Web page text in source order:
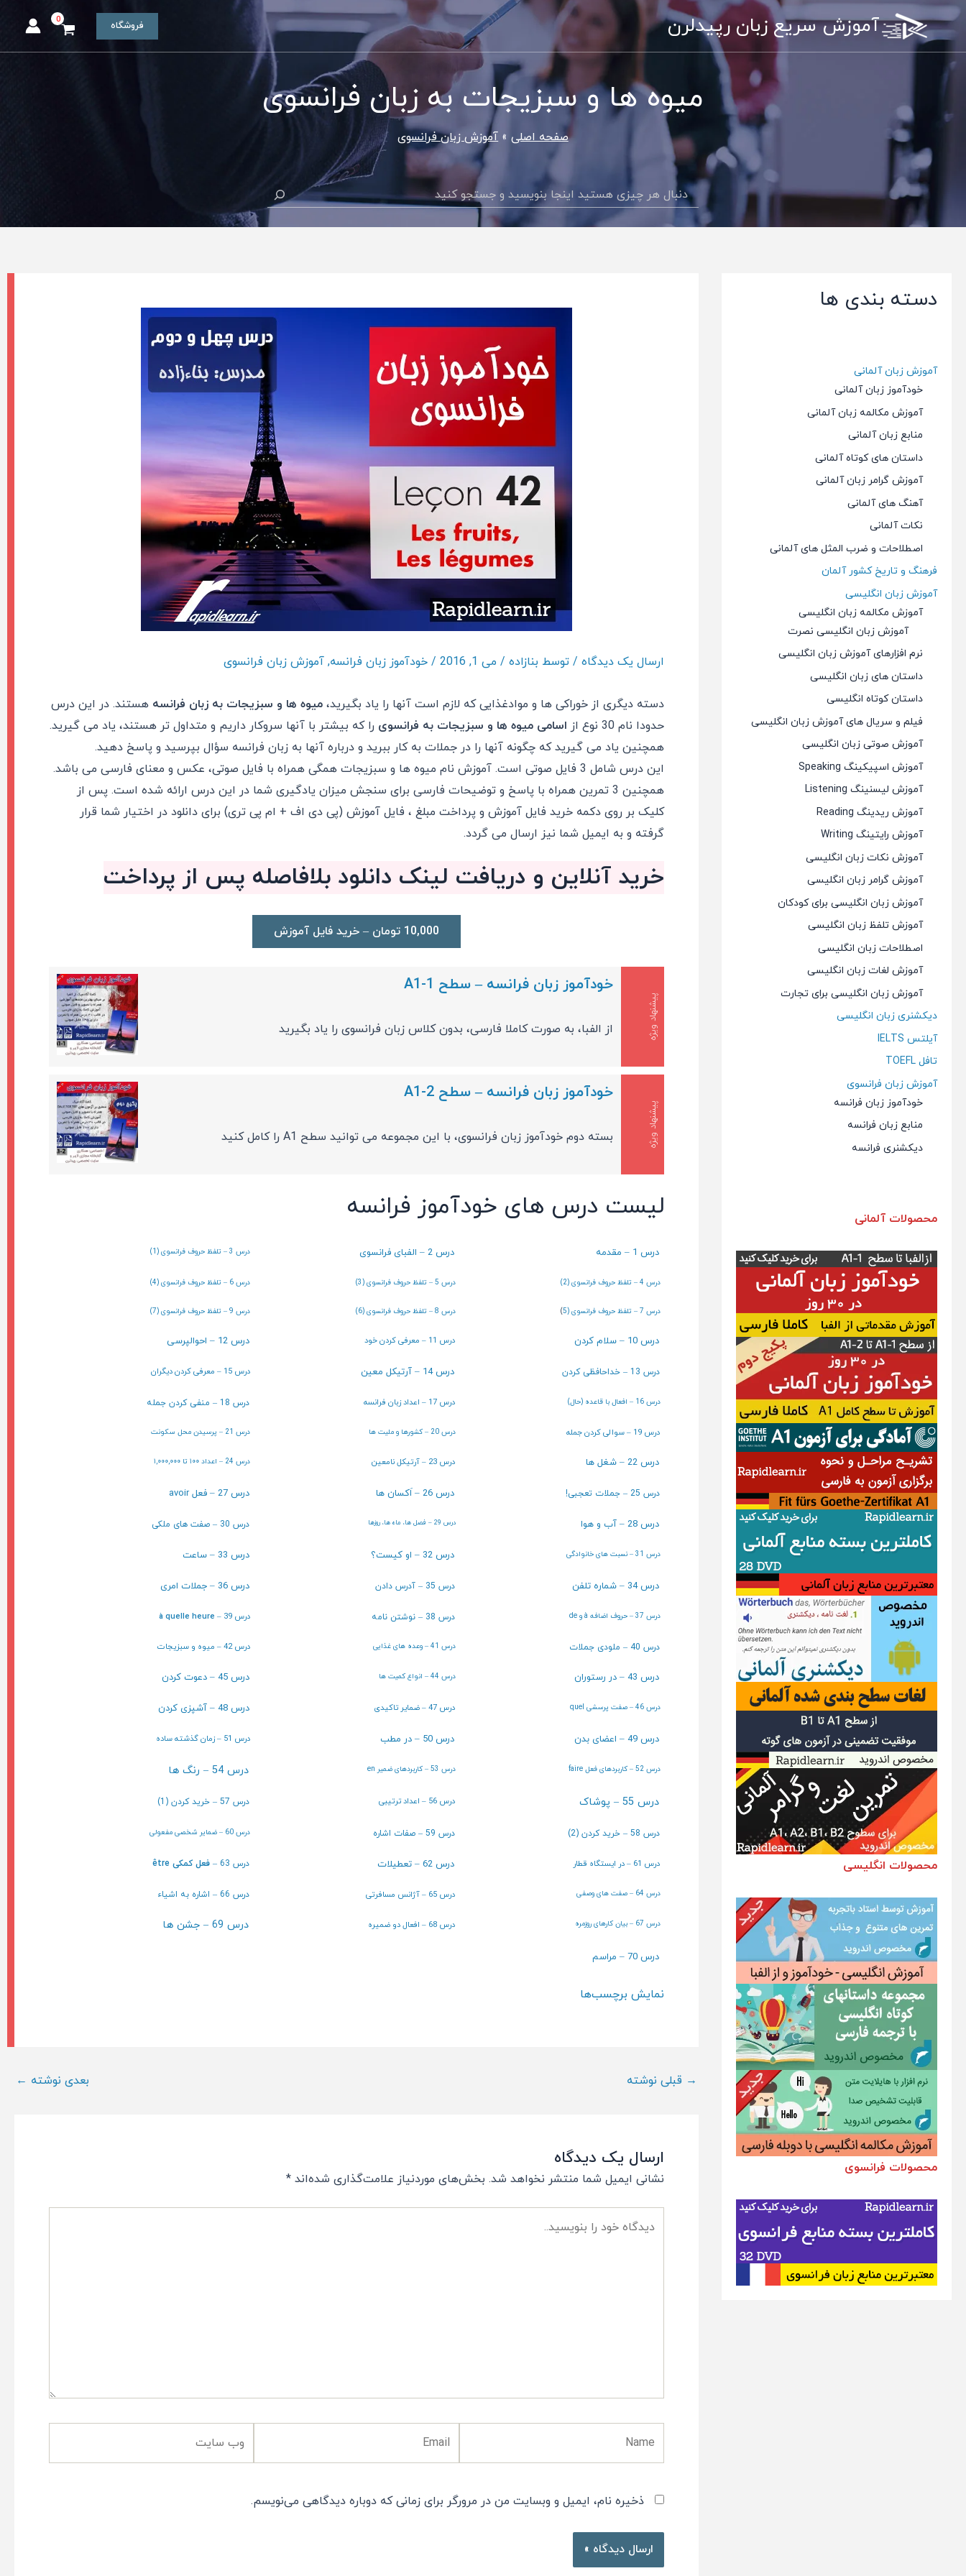
پرش
محتوا
آموزش سریع زبان رپیدلرن فروشگاه
میوه ها و سبزیجات به زبان فرانسوی
صفحه اصلی آموزش زبان فرانسوی
جستجو
دسته بندی ها
آموزش زبان آلمانی
خودآموز زبان آلمانی
آموزش مکالمه زبان آلمانی
منابع زبان آلمانی
داستان های کوتاه آلمانی
آموزش گرامر زبان آلمانی
آهنگ های آلمانی
نکات آلمانی
اصطلاحات و ضرب المثل های آلمانی
فرهنگ و تاریخ کشور آلمان
آموزش زبان انگلیسی
آموزش مکالمه زبان انگلیسی
آموزش زبان انگلیسی نصرت
نرم افزارهای آموزش زبان انگلیسی
داستان های زبان انگلیسی
داستان کوتاه انگلیسی
فیلم و سریال های آموزش زبان انگلیسی
آموزش صوتی زبان انگلیسی
آموزش اسپیکینگ Speaking
آموزش لیسنینگ Listening
آموزش ریدینگ Reading
آموزش رایتینگ Writing
آموزش نکات زبان انگلیسی
آموزش گرامر زبان انگلیسی
آموزش زبان انگلیسی برای کودکان
آموزش تلفظ زبان انگلیسی
اصطلاحات زبان انگلیسی
آموزش لغات زبان انگلیسی
آموزش زبان انگلیسی برای تجارت
دیکشنری زبان انگلیسی
آیلتس IELTS
تافل TOEFL
آموزش زبان فرانسوی
خودآموز زبان فرانسه
منابع زبان فرانسه
دیکشنری فرانسه
محصولات آلمانی
محصولات انگلیسی
محصولات فرانسوی
ارسال یک دیدگاه / توسط بنازاده / می 1, 2016 /خودآموز زبان فرانسه,آموزش زبان فرانسوی
دسته دیگری از خوراکی ها و موادغذایی که لازم است آنها را یاد بگیرید،میوه ها و سبزیجات به زبان فرانسه هستند. در این درس
حدودا نام 30 نوع از
اسامی میوه ها و سبزیجات به فرانسوی را که بیشتر با آنها سروکار داریم و متداول تر هستند، یاد می گیرید.
همچنین یاد می گیرید که چگونه آنها را در جملات به کار ببرید و درباره آنها به زبان فرانسه سؤال بپرسید و پاسخ دهید.
این درس شامل 3 فایل صوتی است. آموزش نام میوه ها و سبزیجات همگی همراه با فایل صوتی، عکس و معنای فارسی می باشد.
همچنین 3 تمرین همراه با پاسخ و توضیحات فارسی برای سنجش میزان یادگیری شما در این درس ارائه شده است.
پس از
کلیک بر روی دکمه خرید فایل آموزش و پرداخت مبلغ ، فایل آموزش (پی دی اف + ام پی تری) برای دانلود در اختیار شما قرار
گرفته و به ایمیل شما نیز ارسال می گردد.
خرید آنلاین و دریافت لینک دانلود بلافاصله پس از پرداخت
10,000 تومان – خرید فایل آموزش
پیشنهاد ویژه
خودآموز زبان فرانسه – سطح A1-1
از الفبا، به صورت کاملا فارسی، بدون کلاس زبان فرانسوی را یاد بگیرید
پیشنهاد ویژه
خودآموز زبان فرانسه – سطح A1-2
بسته دوم خودآموز زبان فرانسوی، با این مجموعه می توانید سطح A1 را کامل کنید
لیست درس های خودآموز فرانسه
درس 1 – مقدمه درس 2 – الفبای فرانسوی درس 3 – تلفظ حروف فرانسوی (1)
درس 4 – تلفظ حروف فرانسوی (2) درس 5 – تلفظ حروف فرانسوی (3) درس 6 – تلفظ حروف فرانسوی (4)
درس 7 – تلفظ حروف فرانسوی (5 ) درس 8 – تلفظ حروف فرانسوی (6) درس 9 – تلفظ حروف فرانسوی (7)
درس 10 – سلام کردن درس 11 – معرفی کردن خود درس 12 – احوالپرسی
درس 13 – خداحافظی کردن درس 14 – آرتیکل معین درس 15 – معرفی کردن دیگران
درس 16 – افعال با قاعده (حال) درس 17 – اعداد زبان فرانسه درس 18 – منفی کردن جمله
درس 19 – سوالی کردن جمله درس 20 – کشورها و ملیت ها درس 21 – پرسیدن محل سکونت
درس 22 – شغل ها درس 23 – آرتیکل نامعین درس 24 – اعداد ۱۰۰ تا ۱,۰۰۰,۰۰۰
درس 25 – جملات تعجبی! درس 26 – اَکسان ها درس 27 – فعل avoir
درس 28 – آب و هوا درس 29 – فصل ها، ماه ها، روزها درس 30 – صفت های ملکی
درس 31 – نسبت های خانوادگی درس 32 – او کیست؟ درس 33 – ساعت
درس 34 – شماره تلفن درس 35 – آدرس دادن درس 36 – جملات امری
درس 37 – حروف اضافه à و de درس 38 – نوشتن نامه درس 39 – à quelle heure
درس 40 – ملودی جملات درس 41 – وعده های غذایی درس 42 – میوه و سبزیجات
درس 43 – در رستوران درس 44 – انواع کمیت ها درس 45 – دعوت کردن
درس 46 – صفت پرسشی quel درس 47 – ضمایر تاکیدی درس 48 – آشپزی کردن
درس 49 – اعضای بدن درس 50 – در مطب درس 51 – زمان گذشته ساده
درس 52 – کاربردهای فعل faire درس 53 – کاربردهای ضمیر en درس 54 – رنگ ها
درس 55 – پوشاک درس 56 – اعداد ترتیبی درس 57 – خرید کردن (1)
درس 58 – خرید کردن (2) درس 59 – صفات اشاره درس 60 – ضمایر شخصی مفعولی
درس 61 – در ایستگاه قطار درس 62 – تعطیلات درس 63 – فعل کمکی être
درس 64 – صفت های وصفی درس 65 – آژانس مسافرتی درس 66 – اشاره به اشیاء
درس 67 – بیان کارهای روزمره درس 68 – افعال دو ضمیره درس 69 – جشن ها
درس 70 – مراسم
نمایش برچسب‌ها
ناوبری
→ قبلی نوشته بعدی نوشته ←
ارسال یک دیدگاه
نشانی ایمیل شما منتشر نخواهد شد. بخش‌های موردنیاز علامت‌گذاری شده‌اند*
دیدگاه
خود
سایت
ذخیره نام، ایمیل و وبسایت من در مرورگر برای زمانی که دوباره دیدگاهی می‌نویسم.